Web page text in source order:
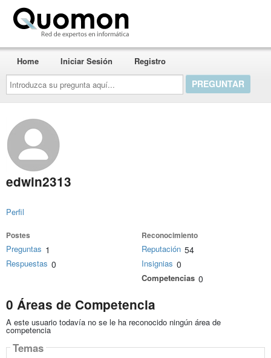
Introduzca
su
pregunta
aquí...
Home Iniciar Sesión Registro
edwin2313
Perfil
Postes
Preguntas 1
Respuestas 0
Reconocimiento
Reputación 54
Insignias 0
Competencias 0
0 Áreas de Competencia
A este usuario todavía no se le ha reconocido ningún área de
competencia
Temas